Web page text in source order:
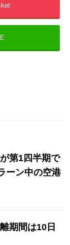
第1四半期で
ーン中の空港
期間は10日